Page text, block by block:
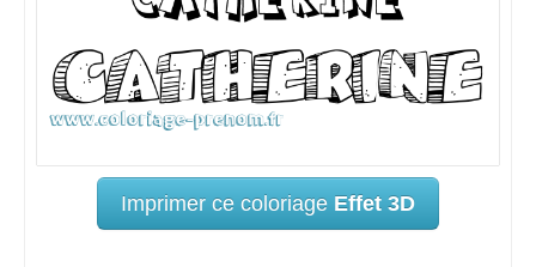
Imprimer ce coloriage Effet 3D